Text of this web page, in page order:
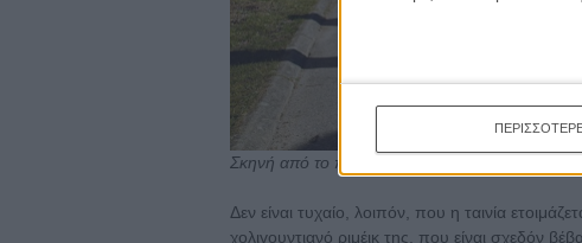
Σκηνή από το πρωτότυπο σουηδικό φιλμ
Δεν είναι τυχαίο, λοιπόν, που η ταινία
χολιγουντιανό ριμέικ της, που είναι σχεδόν